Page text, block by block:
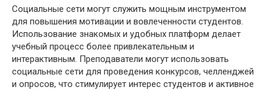
Социальные сети могут служить мощным инструментом
для повышения мотивации и вовлеченности студентов.
Использование знакомых и удобных платформ делает
учебный процесс более привлекательным и
интерактивным. Преподаватели могут использовать
социальные сети для проведения конкурсов, челленджей
и опросов, что стимулирует интерес студентов и активное